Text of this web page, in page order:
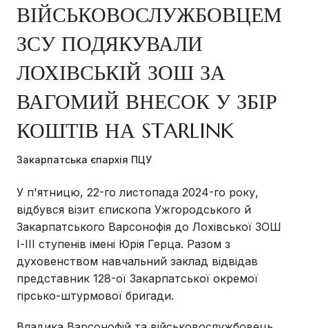
ВІЙСЬКОВОСЛУЖБОВЦЕМ
ЗСУ ПОДЯКУВАЛИ
ЛОХІВСЬКІЙ ЗОШ ЗА
ВАГОМИЙ ВНЕСОК У ЗБІР
КОШТІВ НА STARLINK
Закарпатська єпархія ПЦУ
У п'ятницю, 22-го листопада 2024-го року,
відбувся візит єпископа Ужгородського й
Закарпатського Варсонофія до Лохівської ЗОШ
І-ІІІ ступенів імені Юрія Герца. Разом з
духовенством навчальний заклад відвідав
представник 128-ої Закарпатської окремої
гірсько-штурмової бригади.